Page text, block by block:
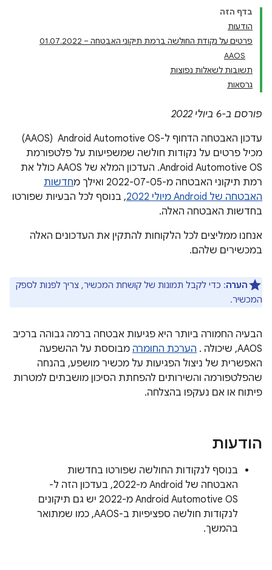
בדף הזה
הודעות
פרטים על נקודת החולשה ברמת תיקוני האבטחה – 01.07.2022
AAOS
תשובות לשאלות נפוצות
גרסאות
פורסם ב-6 ביולי 2022
עדכון האבטחה הדחוף ל-Android Automotive OS ‏ (AAOS)
מכיל פרטים על נקודות חולשה שמשפיעות על פלטפורמת
Android Automotive OS. העדכון המלא של AAOS כולל את
רמת תיקוני האבטחה מ-2022-07-05 ואילך מ
חדשות
האבטחה של Android מיולי 2022
, בנוסף לכל הבעיות שפורטו
בחדשות האבטחה האלה.
אנחנו ממליצים לכל הלקוחות להתקין את העדכונים האלה
במכשירים שלהם.
הערה: כדי לקבל תמונות של קושחת המכשיר, צריך לפנות לספק
המכשיר.
הבעיה החמורה ביותר היא פגיעות אבטחה ברמה גבוהה ברכיב
AAOS, שיכולה .
הערכת החומרה מבוססת על ההשפעה
האפשרית של ניצול הפגיעות על מכשיר מושפע, בהנחה
שהפלטפורמה והשירותים להפחתת הסיכון מושבתים למטרות
פיתוח או אם נעקפו בהצלחה.
הודעות
בנוסף לנקודות החולשה שפורטו בחדשות
האבטחה של Android מ-2022, בעדכון הזה ל-
Android Automotive OS מ-2022 יש גם תיקונים
לנקודות חולשה ספציפיות ב-AAOS, כמו שמתואר
בהמשך.